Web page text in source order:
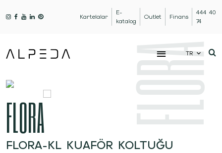
Kartelalar
E-
katalog
Outlet Finans
444 40
74
TR
FLORA
FLORA
FLORA-KL KUAFÖR KOLTUĞU